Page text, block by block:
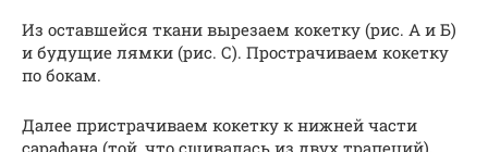
Из оставшейся ткани вырезаем кокетку (рис. А и Б)
и будущие лямки (рис. С). Прострачиваем кокетку
по бокам.
Далее пристрачиваем кокетку к нижней части
сарафана (той, что сшивалась из двух трапеций).